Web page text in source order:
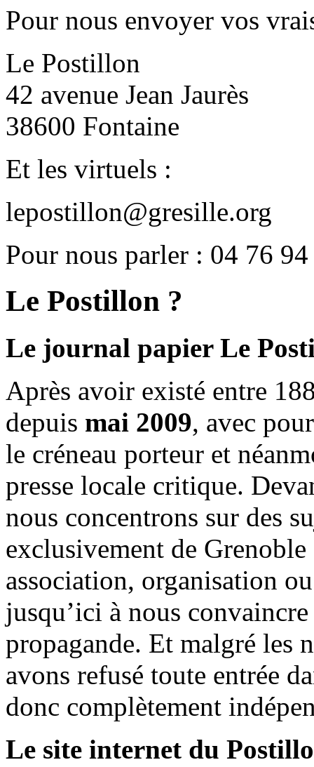
Pour nous envoyer vos
Le Postillon
42 avenue Jean Jaurès
38600 Fontaine
Et les virtuels :
lepostillon@gresille.org
Pour nous parler : 04 76
Le Postillon ?
Le journal papier Le
Après avoir existé entre
depuis mai 2009, avec
le créneau porteur et
presse locale critique.
nous concentrons sur des
exclusivement de
association, organisation
jusqu’ici à nous
propagande. Et malgré les
avons refusé toute entrée
donc complètement
Le site internet du